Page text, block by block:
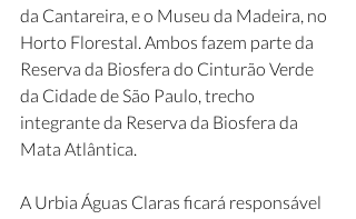
da Cantareira, e o Museu da Madeira, no
Horto Florestal. Ambos fazem parte da
Reserva da Biosfera do Cinturão Verde
da Cidade de São Paulo, trecho
integrante da Reserva da Biosfera da
Mata Atlântica.
A Urbia Águas Claras ficará responsável